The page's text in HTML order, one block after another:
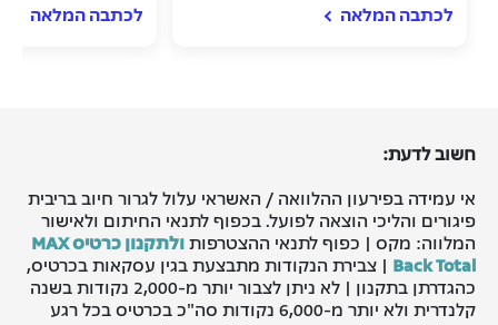
לכתבה המלאה לכתבה המלאה
חשוב לדעת:
אי עמידה בפירעון ההלוואה / האשראי עלול לגרור חיוב בריבית
פיגורים והליכי הוצאה לפועל. בכפוף לתנאי החיתום ולאישור
המלווה: מקס | כפוף לתנאי ההצטרפות
ולתקנון כרטיס MAX
Back Total | צבירת הנקודות מתבצעת בגין עסקאות בכרטיס,
כהגדרתן בתקנון | לא ניתן לצבור יותר מ-2,000 נקודות בשנה
קלנדרית ולא יותר מ-6,000 נקודות סה"כ בכרטיס בכל רגע